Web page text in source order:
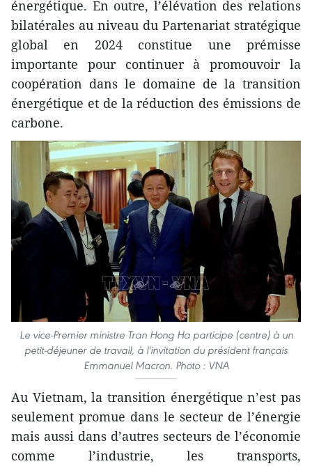
énergétique. En outre, l’élévation des relations
bilatérales au niveau du Partenariat stratégique
global en 2024 constitue une prémisse
importante pour continuer à promouvoir la
coopération dans le domaine de la transition
énergétique et de la réduction des émissions de
carbone.
Le vice-Premier ministre Tran Hong Ha participe (centre) à un
petit-déjeuner de travail, à l'invitation du président français
Emmanuel Macron. Photo : VNA
Au Vietnam, la transition énergétique n’est pas
seulement promue dans le secteur de l’énergie
mais aussi dans d’autres secteurs de l’économie
comme l’industrie, les transports,